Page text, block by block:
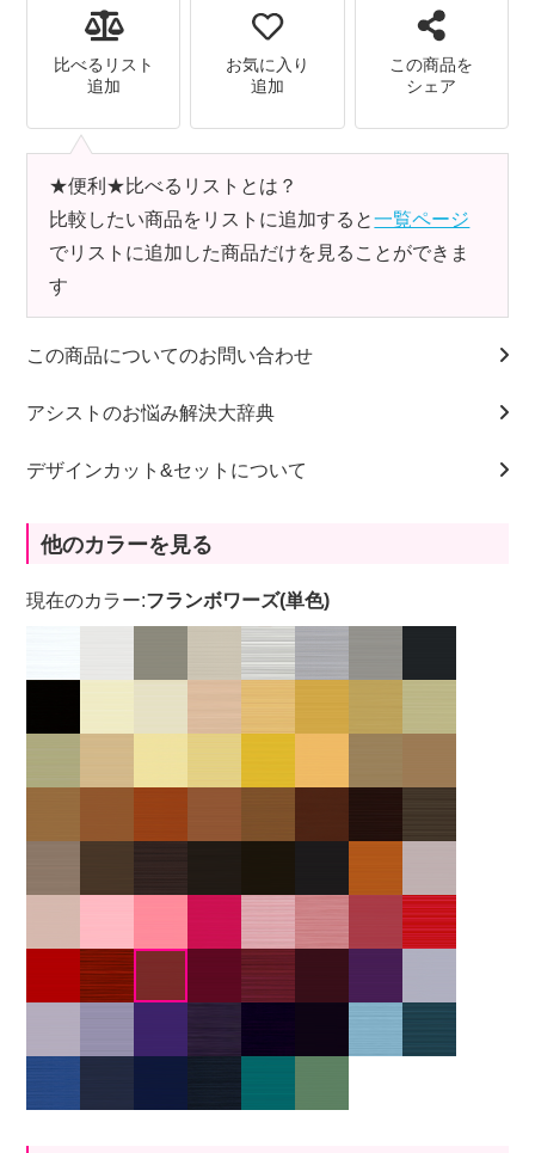
比べるリスト
追加
お気に入り
追加
この商品を
シェア
★便利★比べるリストとは？
比較したい商品をリストに追加すると一覧ページ
でリストに追加した商品だけを見ることができま
す
この商品についてのお問い合わせ
アシストのお悩み解決大辞典
デザインカット&セットについて
他のカラーを見る
現在のカラー:フランボワーズ(単色)